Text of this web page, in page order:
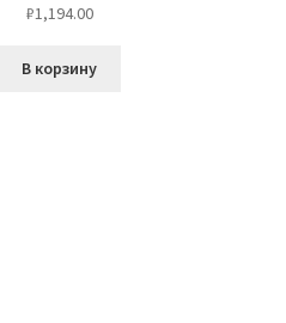
₽1,194.00
В корзину